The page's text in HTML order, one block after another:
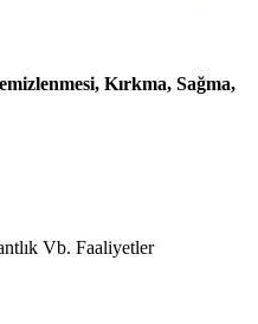
Kırkma, Sağma,
Vb. Faaliyetler